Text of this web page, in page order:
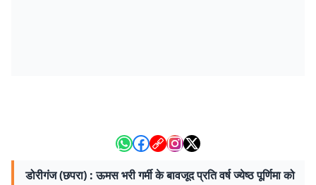
डोरीगंज (छपरा) : ऊमस भरी गर्मी के बावजूद प्रति वर्ष ज्येष्ठ पूर्णिमा को